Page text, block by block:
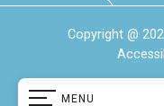
MENU
Copyright @